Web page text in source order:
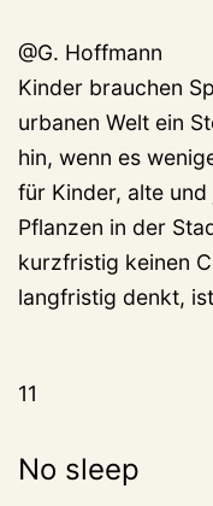
@G. Hoffmann
Kinder brauchen
urbanen Welt ein
hin, wenn es
für Kinder, alte
Pflanzen in der
kurzfristig keinen
langfristig denkt,
11
No sleep